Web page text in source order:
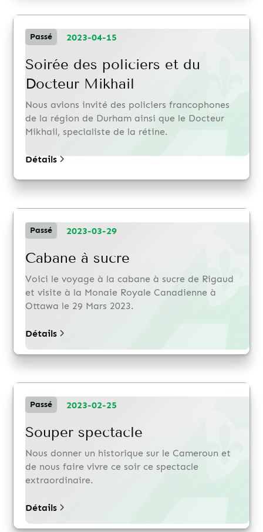
Passé 2023-04-15
Soirée des policiers et du
Docteur Mikhail
Nous avions invité des policiers francophones
de la région de Durham ainsi que le Docteur
Mikhail, specialiste de la rétine.
Détails
Passé 2023-03-29
Cabane à sucre
Voici le voyage à la cabane à sucre de Rigaud
et visite à la Monaie Royale Canadienne à
Ottawa le 29 Mars 2023.
Détails
Passé 2023-02-25
Souper spectacle
Nous donner un historique sur le Cameroun et
de nous faire vivre ce soir ce spectacle
extraordinaire.
Détails